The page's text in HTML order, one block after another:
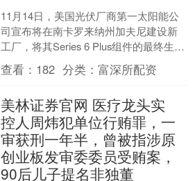
11月14日，美国光伏厂商第一太阳能公
司宣布将在南卡罗来纳州加夫尼建设新
工厂，将其Series 6 Plus组件的最终生产
环节从海外转移至美国本土。该公司表
示，....
查看： 182 分类：富深所配资
美林证券官网 医疗龙头实
控人周炜犯单位行贿罪，一
审获刑一年半，曾被指涉原
创业板发审委委员受贿案，
90后儿子提名非独董